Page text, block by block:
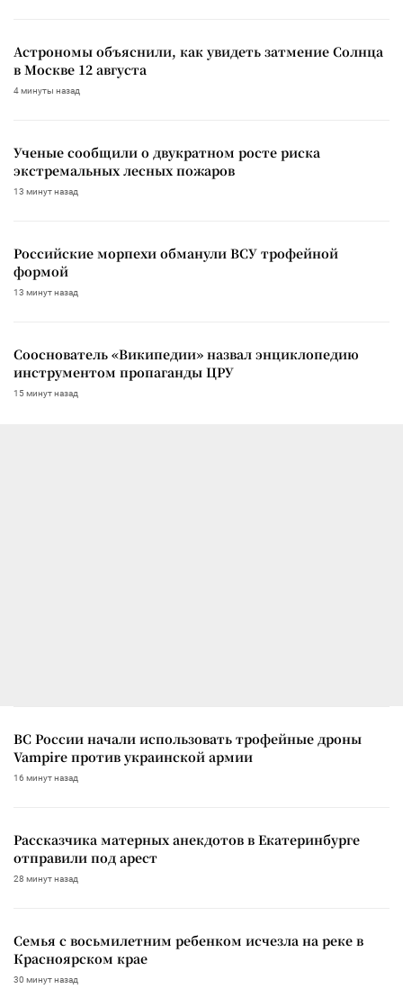
Астрономы объяснили, как увидеть затмение Солнца
в Москве 12 августа
4 минуты назад
Ученые сообщили о двукратном росте риска
экстремальных лесных пожаров
13 минут назад
Российские морпехи обманули ВСУ трофейной
формой
13 минут назад
Сооснователь «Википедии» назвал энциклопедию
инструментом пропаганды ЦРУ
15 минут назад
ВС России начали использовать трофейные дроны
Vampire против украинской армии
16 минут назад
Рассказчика матерных анекдотов в Екатеринбурге
отправили под арест
28 минут назад
Семья с восьмилетним ребенком исчезла на реке в
Красноярском крае
30 минут назад